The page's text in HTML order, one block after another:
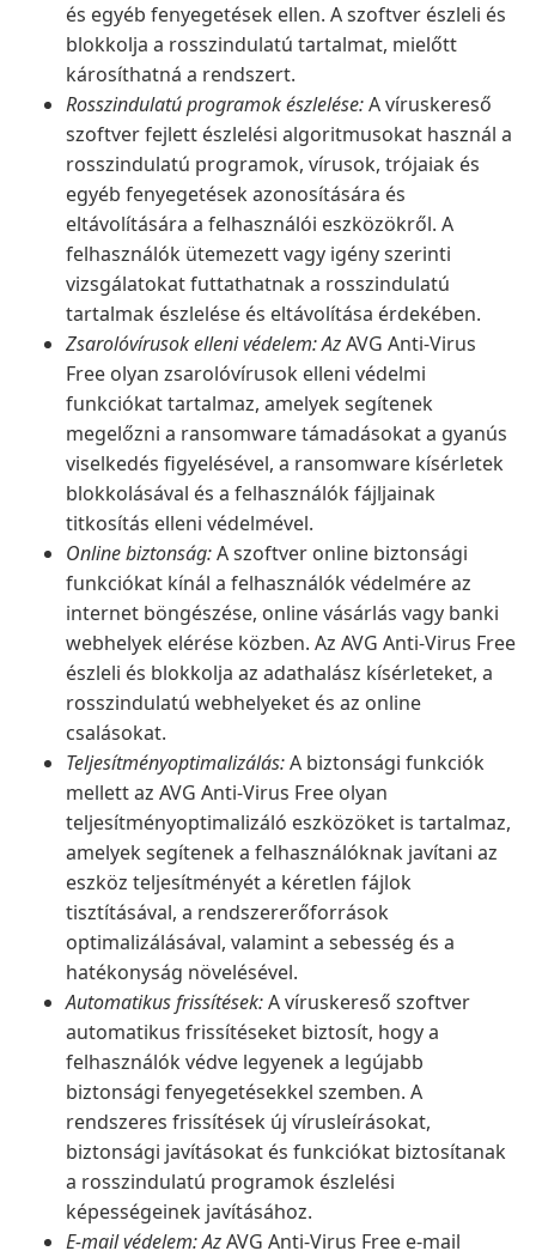
és egyéb fenyegetések ellen. A szoftver észleli és
blokkolja a rosszindulatú tartalmat, mielőtt
károsíthatná a rendszert.
Rosszindulatú programok észlelése:A víruskereső
szoftver fejlett észlelési algoritmusokat használ a
rosszindulatú programok, vírusok, trójaiak és
egyéb fenyegetések azonosítására és
eltávolítására a felhasználói eszközökről. A
felhasználók ütemezett vagy igény szerinti
vizsgálatokat futtathatnak a rosszindulatú
tartalmak észlelése és eltávolítása érdekében.
Zsarolóvírusok elleni védelem: AzAVG Anti-Virus
Free olyan zsarolóvírusok elleni védelmi
funkciókat tartalmaz, amelyek segítenek
megelőzni a ransomware támadásokat a gyanús
viselkedés figyelésével, a ransomware kísérletek
blokkolásával és a felhasználók fájljainak
titkosítás elleni védelmével.
Online biztonság:A szoftver online biztonsági
funkciókat kínál a felhasználók védelmére az
internet böngészése, online vásárlás vagy banki
webhelyek elérése közben. Az AVG Anti-Virus Free
észleli és blokkolja az adathalász kísérleteket, a
rosszindulatú webhelyeket és az online
csalásokat.
Teljesítményoptimalizálás:A biztonsági funkciók
mellett az AVG Anti-Virus Free olyan
teljesítményoptimalizáló eszközöket is tartalmaz,
amelyek segítenek a felhasználóknak javítani az
eszköz teljesítményét a kéretlen fájlok
tisztításával, a rendszererőforrások
optimalizálásával, valamint a sebesség és a
hatékonyság növelésével.
Automatikus frissítések:A víruskereső szoftver
automatikus frissítéseket biztosít, hogy a
felhasználók védve legyenek a legújabb
biztonsági fenyegetésekkel szemben. A
rendszeres frissítések új vírusleírásokat,
biztonsági javításokat és funkciókat biztosítanak
a rosszindulatú programok észlelési
képességeinek javításához.
E-mail védelem: AzAVG Anti-Virus Free e-mail